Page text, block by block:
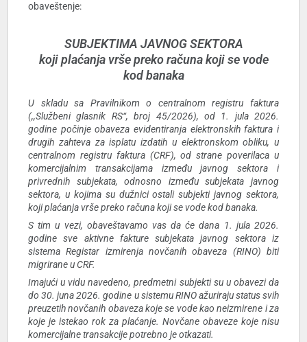
obaveštenje:
SUBJEKTIMA JAVNOG SEKTORA
koji plaćanja vrše preko računa koji se vode
kod banaka
U skladu sa Pravilnikom o centralnom registru faktura
(,,Službeni glasnik RS“, broj 45/2026), od 1. jula 2026.
godine počinje obaveza evidentiranja elektronskih faktura i
drugih zahteva za isplatu izdatih u elektronskom obliku, u
centralnom registru faktura (CRF), od strane poverilaca u
komercijalnim transakcijama između javnog sektora i
privrednih subjekata, odnosno između subjekata javnog
sektora, u kojima su dužnici ostali subjekti javnog sektora,
koji plaćanja vrše preko računa koji se vode kod banaka.
S tim u vezi, obaveštavamo vas da će dana 1. jula 2026.
godine sve aktivne fakture subjekata javnog sektora iz
sistema Registar izmirenja novčanih obaveza (RINO) biti
migrirane u CRF.
Imajući u vidu navedeno, predmetni subjekti su u obavezi da
do 30. juna 2026. godine u sistemu RINO ažuriraju status svih
preuzetih novčanih obaveza koje se vode kao neizmirene i za
koje je istekao rok za plaćanje. Novčane obaveze koje nisu
komercijalne transakcije potrebno je otkazati.